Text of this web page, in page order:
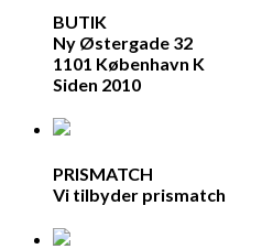
BUTIK
Ny Østergade 32
1101 København K
Siden 2010
PRISMATCH
Vi tilbyder prismatch